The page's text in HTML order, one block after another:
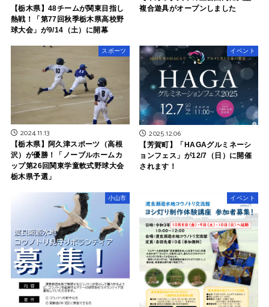
【栃木県】48チームが関東目指し
熱戦！「第77回秋季栃木県高校野
球大会」が9/14（土）に開幕
複合遊具がオープンしました
スポーツ
2024.11.13
【栃木県】阿久津スポーツ（高根
沢）が優勝！「ノーブルホームカ
ップ第26回関東学童軟式野球大会
栃木県予選」
イベント
2025.12.06
【芳賀町】「HAGAグルミネーシ
ョンフェス」が12/7（日）に開催
されます！
小山市 イベント